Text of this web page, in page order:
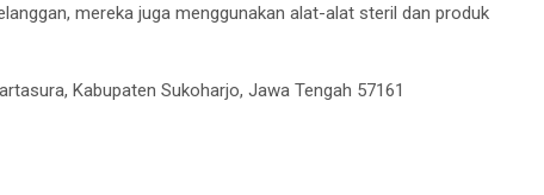
mereka juga menggunakan alat-alat steril dan produk
Kabupaten Sukoharjo, Jawa Tengah 57161